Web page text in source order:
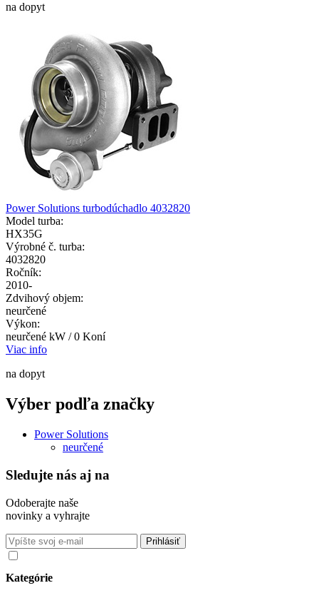
na dopyt
Power Solutions turbodúchadlo 4032820
Model turba:
HX35G
Výrobné č. turba:
4032820
Ročník:
2010-
Zdvihový objem:
neurčené
Výkon:
neurčené kW / 0 Koní
Viac info
na dopyt
Výber podľa značky
Power Solutions
neurčené
Sledujte nás aj na
Odoberajte naše
novinky a vyhrajte
Kategórie